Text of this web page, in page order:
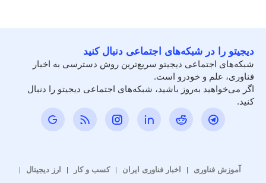
دیجیتو را در شبکه‌های اجتماعی دنبال کنید
شبکه‌های اجتماعی دیجیتو سریع‌ترین روش دسترسی به اخبار
فناوری، علم و خودرو است.
اگر می‌خواهید به‌روز باشید، شبکه‌های اجتماعی دیجیتو را دنبال
کنید.
آموزش فناوری اخبار فناوری ایران کسب و کار ارز دیجیتال